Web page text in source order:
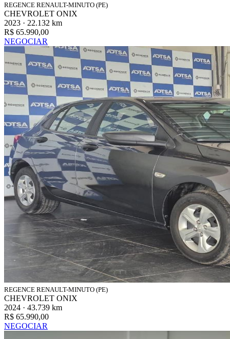
REGENCE RENAULT-MINUTO (PE)
CHEVROLET ONIX
2023 · 22.132 km
R$ 65.990,00
NEGOCIAR
REGENCE RENAULT-MINUTO (PE)
CHEVROLET ONIX
2024 · 43.739 km
R$ 65.990,00
NEGOCIAR